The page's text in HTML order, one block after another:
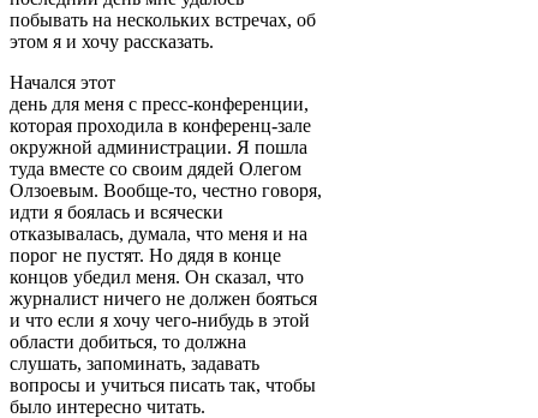
побывать на нескольких встречах, об
этом я и хочу рассказать.
Начался этот
день для меня с пресс-конференции,
которая проходила в конференц-зале
окружной администрации. Я пошла
туда вместе со своим дядей Олегом
Олзоевым. Вообще-то, честно говоря,
идти я боялась и всячески
отказывалась, думала, что меня и на
порог не пустят. Но дядя в конце
концов убедил меня. Он сказал, что
журналист ничего не должен бояться
и что если я хочу чего-нибудь в этой
области добиться, то должна
слушать, запоминать, задавать
вопросы и учиться писать так, чтобы
было интересно читать.